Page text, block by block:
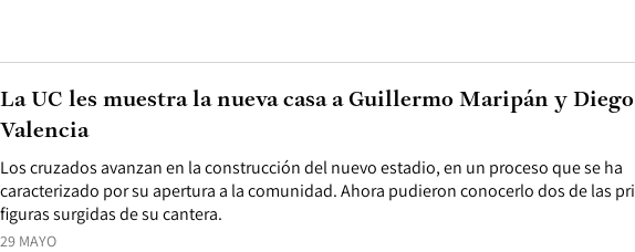
29 MAYO
Los cruzados avanzan en la construcción del nuevo estadio, en un proceso que se ha
caracterizado por su apertura a la comunidad. Ahora pudieron conocerlo dos de las
figuras surgidas de su cantera.
La UC les muestra la nueva casa a Guillermo Maripán y Diego
Valencia